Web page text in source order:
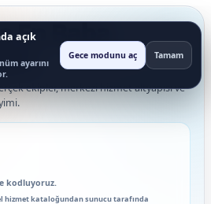
En Baba
ekipler, merkezi hizmet altyapısı ve
kodluyoruz.
hizmet kataloğundan sunucu tarafında
ve organizasyon deneyimi; 91 onaylı müşteri
açık
ayarını
Gece modunu aç Tamam